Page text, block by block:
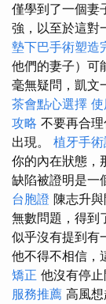
僅學到了一個妻
強，以至於這對
墊下巴手術塑造
他們的妻子）可
毫無疑問，凱文
茶會點心選擇
攻略 不要再合
出現。 植牙手
你的內在狀態，
缺陷被證明是一
台胞證 陳志升
無數問題，得到
似乎沒有提到有
他不得不相信，
矯正 他沒有停
服務推薦 高風